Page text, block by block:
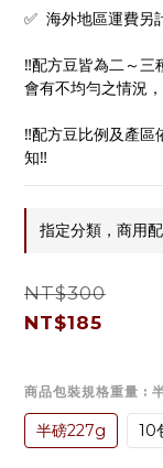
✅  海外地區運費另
‼️配方豆皆為二～三
會有不均勻之情況
‼️配方豆比例及產區
知‼️
指定分類，商用
NT$300
NT$185
商品包裝規格重量 :
半磅227g 10